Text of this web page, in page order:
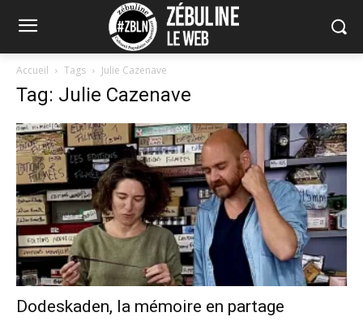
Accueil Tags Julie Cazenave
Tag: Julie Cazenave
Dodeskaden, la mémoire en partage